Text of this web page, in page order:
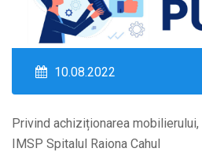
10.08.2022
Privind achiziționarea
IMSP Spitalul Raiona Cahul